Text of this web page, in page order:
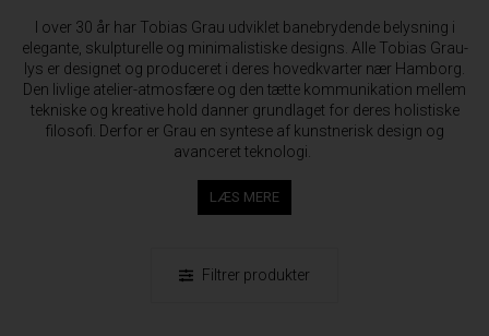
I over 30 år har Tobias Grau udviklet banebrydende belysning i
elegante, skulpturelle og minimalistiske designs. Alle Tobias Grau-
lys er designet og produceret i deres hovedkvarter nær Hamborg.
Den livlige atelier-atmosfære og den tætte kommunikation mellem
tekniske og kreative hold danner grundlaget for deres holistiske
filosofi. Derfor er Grau en syntese af kunstnerisk design og
avanceret teknologi.
LÆS MERE
Filtrer produkter